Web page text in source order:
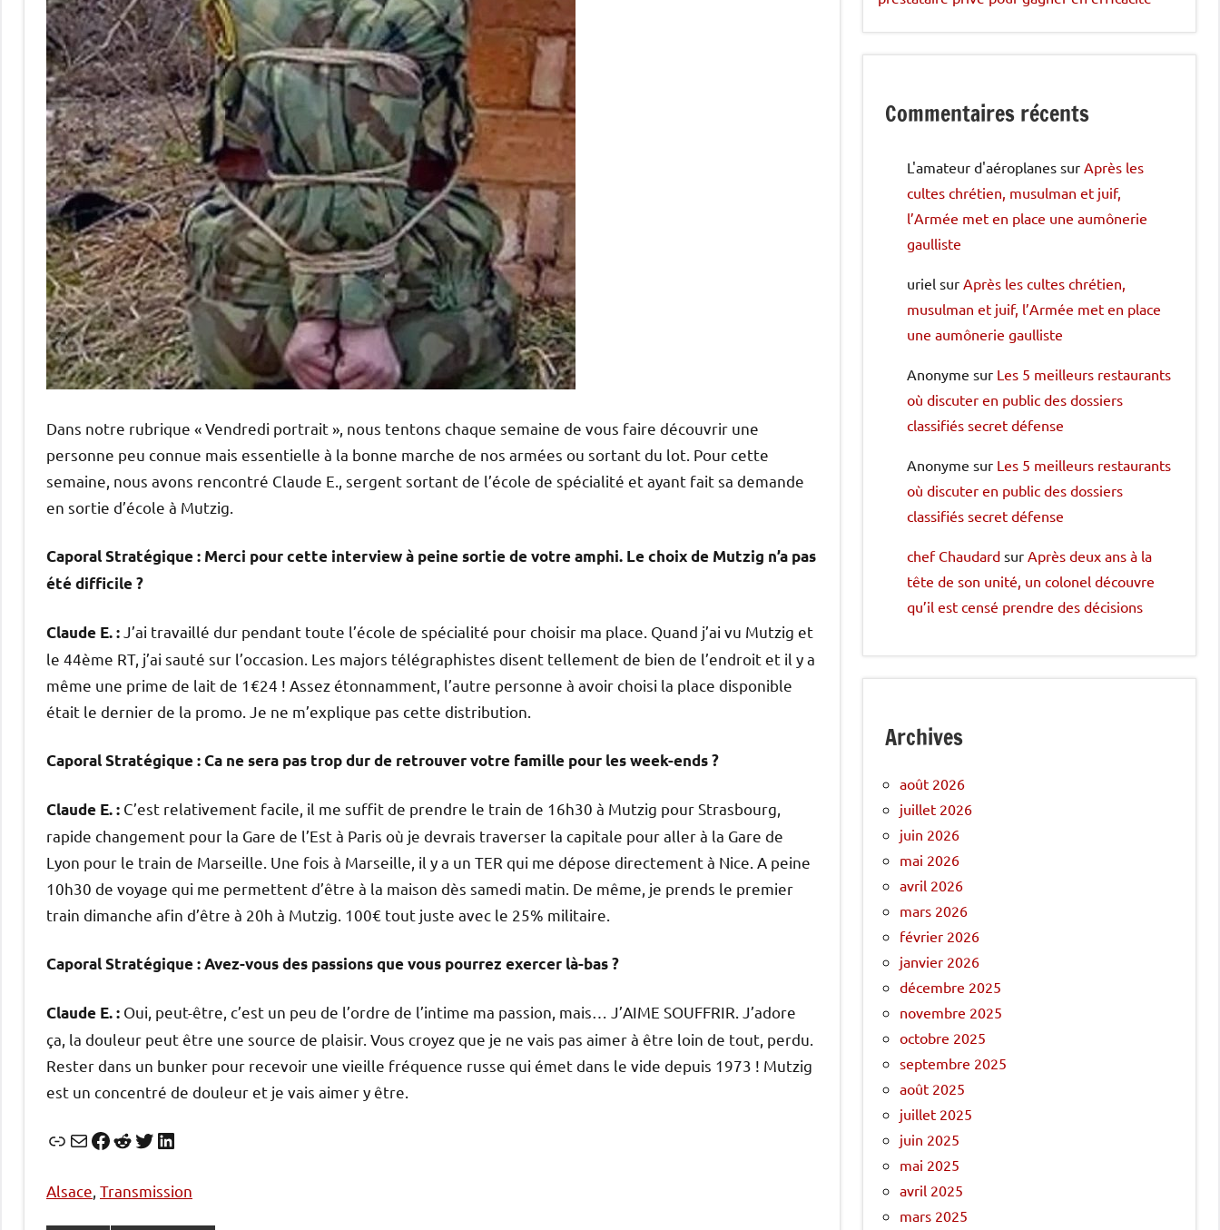
Dans notre rubrique « Vendredi portrait », nous tentons chaque semaine de vous faire découvrir une
personne peu connue mais essentielle à la bonne marche de nos armées ou sortant du lot. Pour cette
semaine, nous avons rencontré Claude E., sergent sortant de l’école de spécialité et ayant fait sa demande
en sortie d’école à Mutzig.
Caporal Stratégique : Merci pour cette interview à peine sortie de votre amphi. Le choix de Mutzig n’a pas
été difficile ?
Claude E. : J’ai travaillé dur pendant toute l’école de spécialité pour choisir ma place. Quand j’ai vu Mutzig et
le 44ème RT, j’ai sauté sur l’occasion. Les majors télégraphistes disent tellement de bien de l’endroit et il y a
même une prime de lait de 1€24 ! Assez étonnamment, l’autre personne à avoir choisi la place disponible
était le dernier de la promo. Je ne m’explique pas cette distribution.
Caporal Stratégique : Ca ne sera pas trop dur de retrouver votre famille pour les week-ends ?
Claude E. : C’est relativement facile, il me suffit de prendre le train de 16h30 à Mutzig pour Strasbourg,
rapide changement pour la Gare de l’Est à Paris où je devrais traverser la capitale pour aller à la Gare de
Lyon pour le train de Marseille. Une fois à Marseille, il y a un TER qui me dépose directement à Nice. A peine
10h30 de voyage qui me permettent d’être à la maison dès samedi matin. De même, je prends le premier
train dimanche afin d’être à 20h à Mutzig. 100€ tout juste avec le 25% militaire.
Caporal Stratégique : Avez-vous des passions que vous pourrez exercer là-bas ?
Claude E. : Oui, peut-être, c’est un peu de l’ordre de l’intime ma passion, mais… J’AIME SOUFFRIR. J’adore
ça, la douleur peut être une source de plaisir. Vous croyez que je ne vais pas aimer à être loin de tout, perdu.
Rester dans un bunker pour recevoir une vieille fréquence russe qui émet dans le vide depuis 1973 ! Mutzig
est un concentré de douleur et je vais aimer y être.
LienE-mailFacebook
Reddit
Twitter
LinkedIn
Alsace Transmission
Commentaires récents
L'amateur d'aéroplanes sur Après les
cultes chrétien, musulman et juif,
l’Armée met en place une aumônerie
gaulliste
uriel sur Après les cultes chrétien,
musulman et juif, l’Armée met en place
une aumônerie gaulliste
Anonyme sur Les 5 meilleurs restaurants
où discuter en public des dossiers
classifiés secret défense
Anonyme sur Les 5 meilleurs restaurants
où discuter en public des dossiers
classifiés secret défense
chef Chaudard sur Après deux ans à la
tête de son unité, un colonel découvre
qu’il est censé prendre des décisions
Archives
août 2026
juillet 2026
juin 2026
mai 2026
avril 2026
mars 2026
février 2026
janvier 2026
décembre 2025
novembre 2025
octobre 2025
septembre 2025
août 2025
juillet 2025
juin 2025
mai 2025
avril 2025
mars 2025